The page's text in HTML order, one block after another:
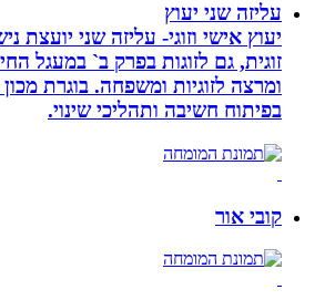
עליזה שני יעוץ
יעוץ אישי וזוגי- עליזה שני יועצת
זוגית, גם לזוגות בפרק ב` במעגל
ומרצה לזוגיות ומשפחה. בוגרת מכון
בפיתוח חשיבה ותהליכי שינוי.
קובי אור